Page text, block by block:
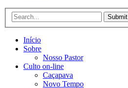
Submit
Início
Sobre
Nosso Pastor
Culto on-line
Caçapava
Novo Tempo